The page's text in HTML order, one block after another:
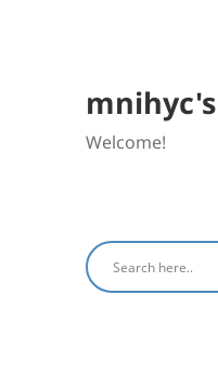
Welcome!